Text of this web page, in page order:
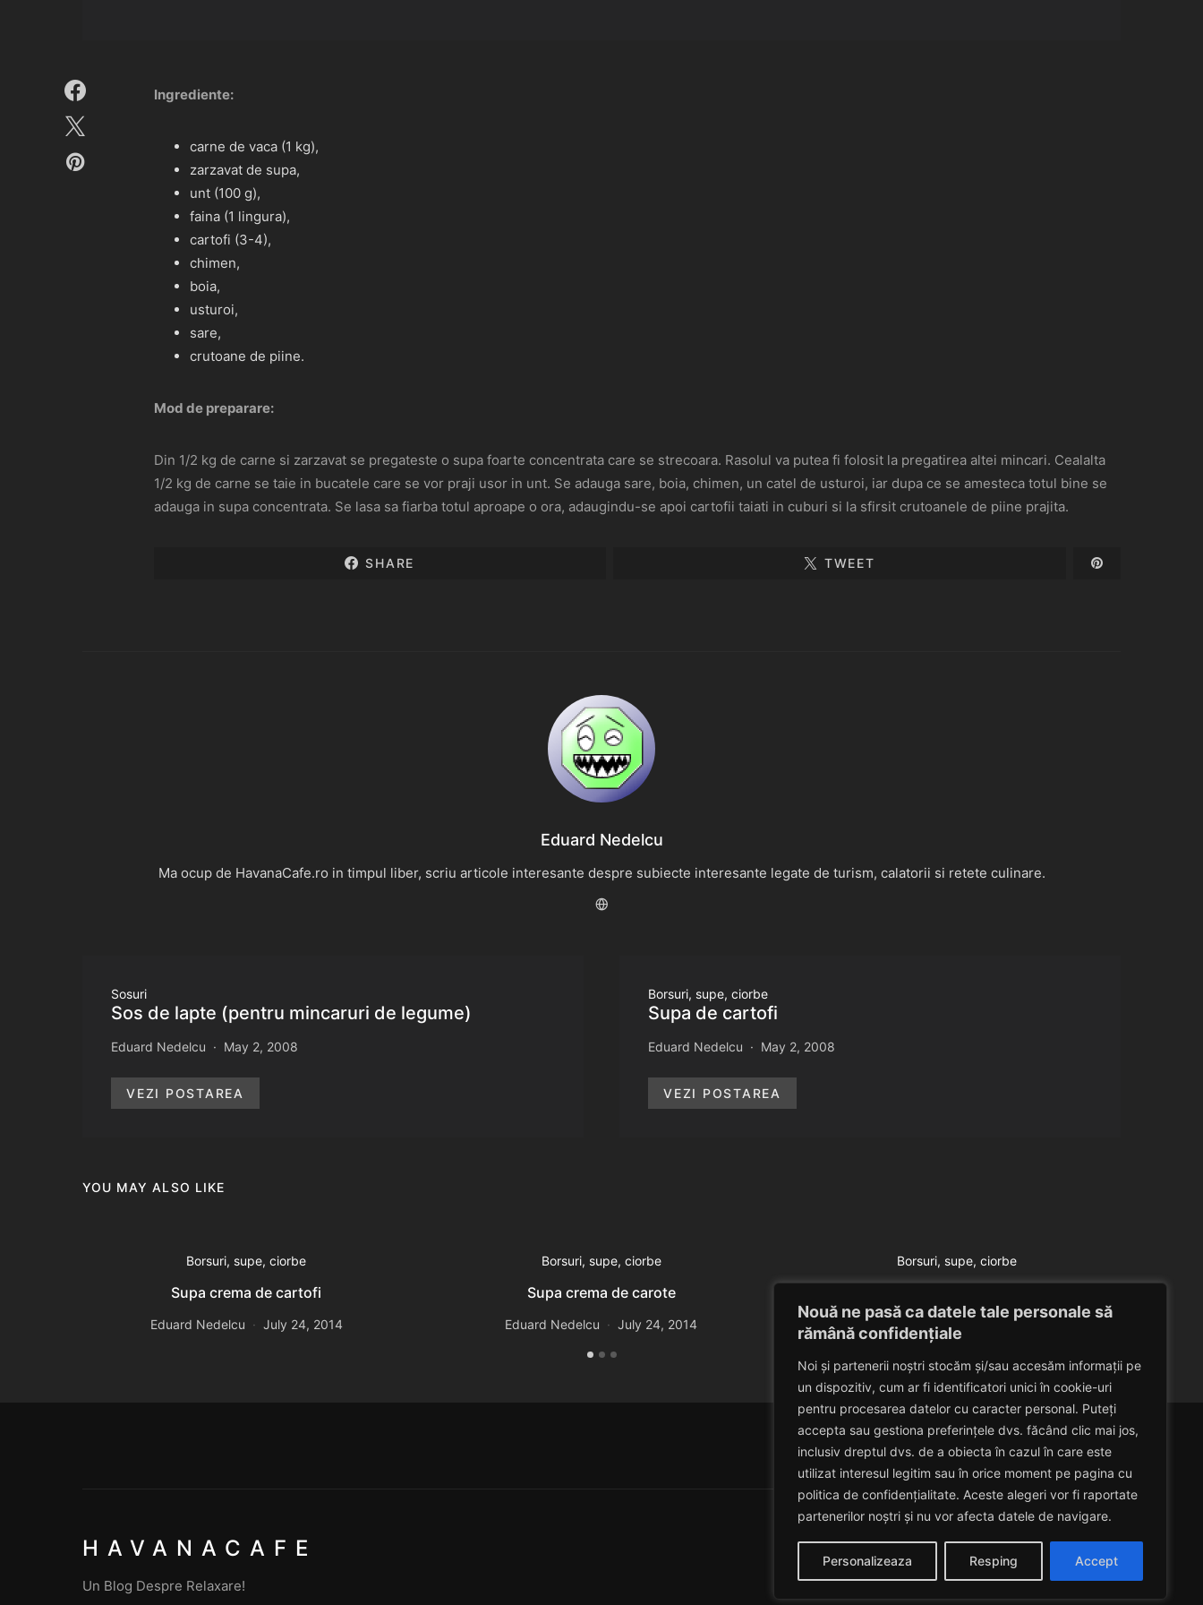
Nouă ne pasă ca datele tale personale să
rămână confidențiale
Noi și partenerii noștri stocăm și/sau accesăm informații pe
un dispozitiv, cum ar fi identificatori unici în cookie-uri
pentru procesarea datelor cu caracter personal. Puteți
accepta sau gestiona preferințele dvs. făcând clic mai jos,
inclusiv dreptul dvs. de a obiecta în cazul în care este
utilizat interesul legitim sau în orice moment pe pagina cu
politica de confidențialitate. Aceste alegeri vor fi raportate
partenerilor noștri și nu vor afecta datele de navigare.
Personalizeaza Resping Accept
Ingrediente:
carne de vaca (1 kg),
zarzavat de supa,
unt (100 g),
faina (1 lingura),
cartofi (3-4),
chimen,
boia,
usturoi,
sare,
crutoane de piine.
Mod de preparare:
Din 1/2 kg de carne si zarzavat se pregateste o supa foarte concentrata care se strecoara. Rasolul va putea fi folosit la pregatirea altei mincari. Cealalta
1/2 kg de carne se taie in bucatele care se vor praji usor in unt. Se adauga sare, boia, chimen, un catel de usturoi, iar dupa ce se amesteca totul bine se
adauga in supa concentrata. Se lasa sa fiarba totul aproape o ora, adaugindu-se apoi cartofii taiati in cuburi si la sfirsit crutoanele de piine prajita.
SHARE TWEET
Eduard Nedelcu
Ma ocup de HavanaCafe.ro in timpul liber, scriu articole interesante despre subiecte interesante legate de turism, calatorii si retete culinare.
Sosuri
Sos de lapte (pentru mincaruri de legume)
Eduard Nedelcu May 2, 2008
VEZI POSTAREA
Borsuri, supe, ciorbe
Supa de cartofi
Eduard Nedelcu May 2, 2008
VEZI POSTAREA
YOU MAY ALSO LIKE
Borsuri, supe, ciorbe
Supa crema de cartofi
Eduard Nedelcu July 24, 2014
Borsuri, supe, ciorbe
Supa crema de carote
Eduard Nedelcu July 24, 2014
Borsuri, supe, ciorbe
Eduard Nedelcu July 23, 2014
HAVANACAFE
Un Blog Despre Relaxare!